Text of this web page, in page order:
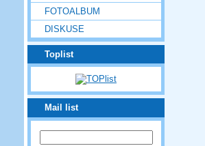
FOTOALBUM
DISKUSE
Toplist
Mail list